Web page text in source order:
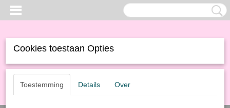
Cookies toestaan Opties
Toestemming Details Over